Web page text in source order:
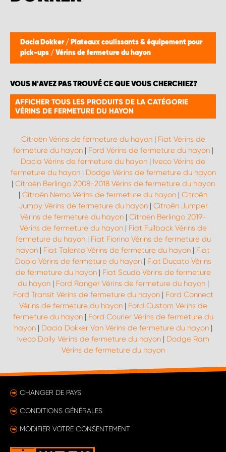
Dacia Dokker / Plateaux coulissants & équipement pour
pick-ups / Vérins de fermeture du hayon
VOUS N'AVEZ PAS TROUVÉ CE QUE VOUS CHERCHIEZ?
AFFICHER TOUS LES PRODUITS DE LA CATÉGORIE
VÉRINS DE FERMETURE DU HAYON
Citroën Vérins de fermeture du hayon| Fiat Vérins de
fermeture du hayon| Ford Vérins de fermeture du hayon|
Dacia Vérins de fermeture du hayon | Iveco Vérins de
fermeture du hayon| Dodge Vérins de fermeture du hayon
| Citroën Berlingo 2008-2018 Vérins de fermeture du hayon
| Citroën Nemo Vérins de fermeture du hayon | Citroën
Jumpy Vérins de fermeture du hayon| Citroën Jumper
Vérins de fermeture du hayon| Citroën Berlingo 2019-
Vérins de fermeture du hayon| Fiat Fullback Vérins de
fermeture du hayon| Fiat Fiorino Vérins de fermeture du
hayon | Fiat Talento Vérins de fermeture du hayon | Fiat
Doblo Vérins de fermeture du hayon| Fiat Ducato Vérins
de fermeture du hayon| Fiat Scudo Vérins de fermeture
du hayon| Ford Ranger Vérins de fermeture du hayon|
Ford Transit Vérins de fermeture du hayon| Ford Connect
Vérins de fermeture du hayon| Ford Custom Vérins de
fermeture du hayon| Ford Courier Vérins de fermeture du
hayon| Dacia Dokker Van Vérins de fermeture du hayon|
Iveco Daily Vérins de fermeture du hayon| Dodge Ram
Vérins de fermeture du hayon
CHANGER DE PAYS
CONDITIONS GÉNÉRALES
MODIFIER VOTRE CONSENTEMENT
WORK SYSTEM BRUXELLES
WORK SYSTEM LIMBURG-KEMPEN
WORK SYSTEM WEST BY PRO-VAN